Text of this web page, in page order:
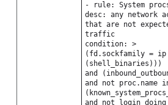
- rule: System
desc: any network
that are not
traffic
condition: >
(fd.sockfamily = ip
(shell_binaries)))
and
and not proc.name
and not